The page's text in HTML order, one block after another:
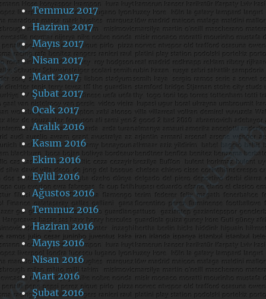
Temmuz 2017
Haziran 2017
Mayıs 2017
Nisan 2017
Mart 2017
Şubat 2017
Ocak 2017
Aralık 2016
Kasım 2016
Ekim 2016
Eylül 2016
Ağustos 2016
Temmuz 2016
Haziran 2016
Mayıs 2016
Nisan 2016
Mart 2016
Şubat 2016